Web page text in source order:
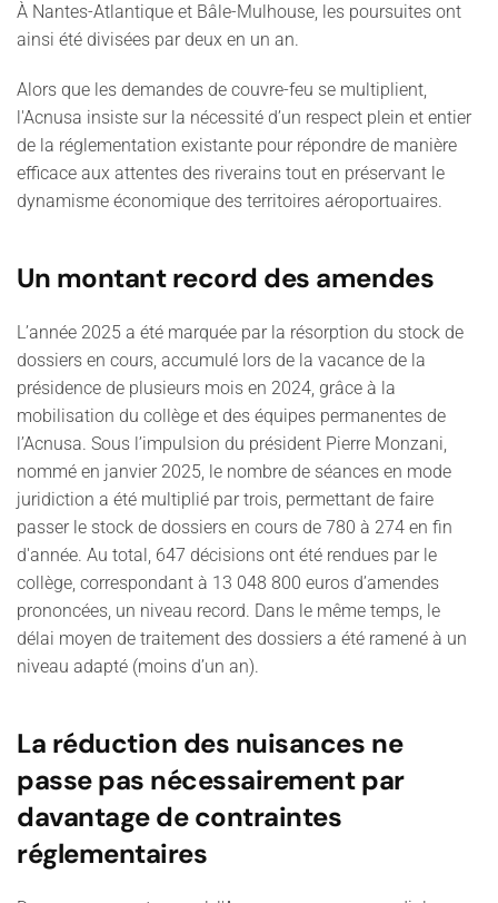
À Nantes-Atlantique et Bâle-Mulhouse, les poursuites ont
ainsi été divisées par deux en un an.
Alors que les demandes de couvre-feu se multiplient,
l'Acnusa insiste sur la nécessité d’un respect plein et entier
de la réglementation existante pour répondre de manière
efficace aux attentes des riverains tout en préservant le
dynamisme économique des territoires aéroportuaires.
Un montant record des amendes
L’année 2025 a été marquée par la résorption du stock de
dossiers en cours, accumulé lors de la vacance de la
présidence de plusieurs mois en 2024, grâce à la
mobilisation du collège et des équipes permanentes de
l’Acnusa. Sous l’impulsion du président Pierre Monzani,
nommé en janvier 2025, le nombre de séances en mode
juridiction a été multiplié par trois, permettant de faire
passer le stock de dossiers en cours de 780 à 274 en fin
d'année. Au total, 647 décisions ont été rendues par le
collège, correspondant à 13 048 800 euros d’amendes
prononcées, un niveau record. Dans le même temps, le
délai moyen de traitement des dossiers a été ramené à un
niveau adapté (moins d’un an).
La réduction des nuisances ne
passe pas nécessairement par
davantage de contraintes
réglementaires